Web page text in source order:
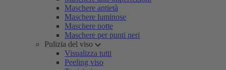
Maschere antietà
Maschere luminose
Maschere notte
Maschere per punti neri
Pulizia del viso
Visualizza tutti
Peeling viso